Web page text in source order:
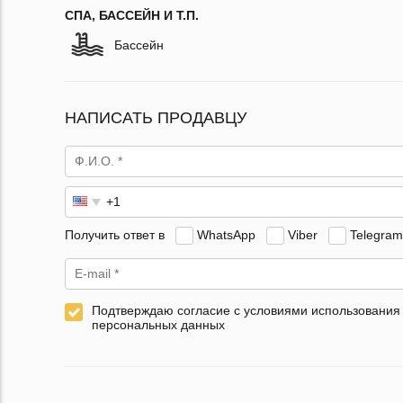
СПА, БАССЕЙН И Т.П.
Бассейн
НАПИСАТЬ ПРОДАВЦУ
Получить ответ в WhatsApp Viber Telegram
Подтверждаю согласие с условиями использования
персональных данных